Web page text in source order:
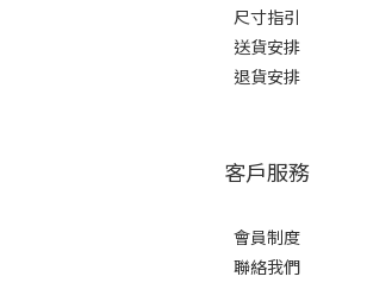
尺寸指引
送貨安排
退貨安排
客戶服務
會員制度
聯絡我們